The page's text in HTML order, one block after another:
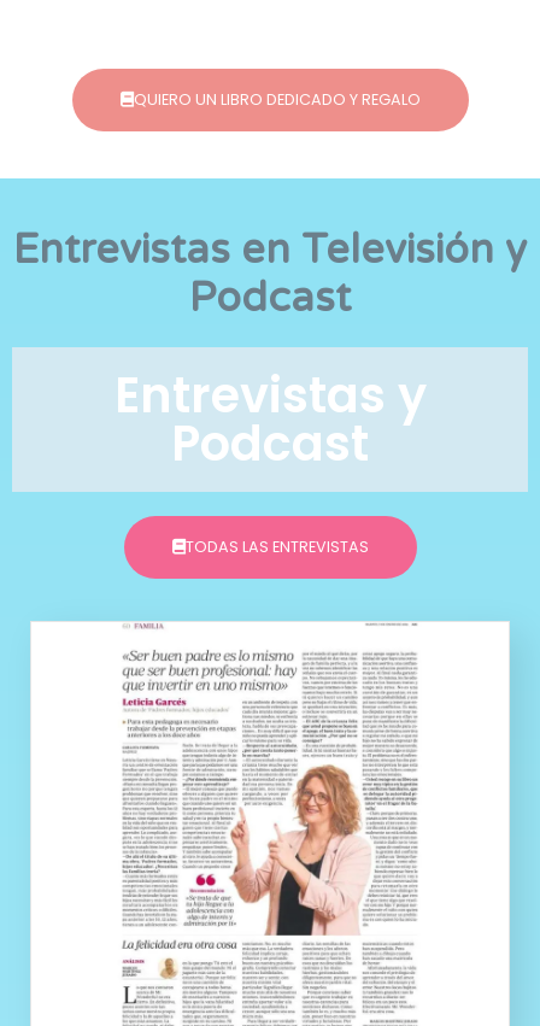
QUIERO UN LIBRO DEDICADO Y REGALO
Entrevistas en Televisión y
Podcast
Entrevistas y
Podcast
TODAS LAS ENTREVISTAS